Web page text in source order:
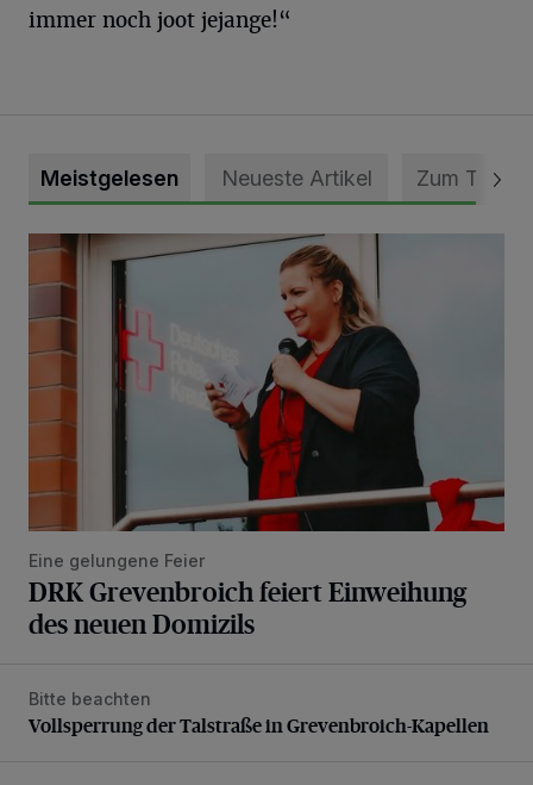
immer noch joot jejange!“
Meistgelesen Neueste Artikel Zum Thema
DRK Grevenbroich feiert Einweihung des neuen Domizils
Eine gelungene Feier
DRK Grevenbroich feiert Einweihung
des neuen Domizils
Vollsperrung der Talstraße in Grevenbroich-Kapellen
Bitte beachten
Vollsperrung der Talstraße in Grevenbroich-Kapellen